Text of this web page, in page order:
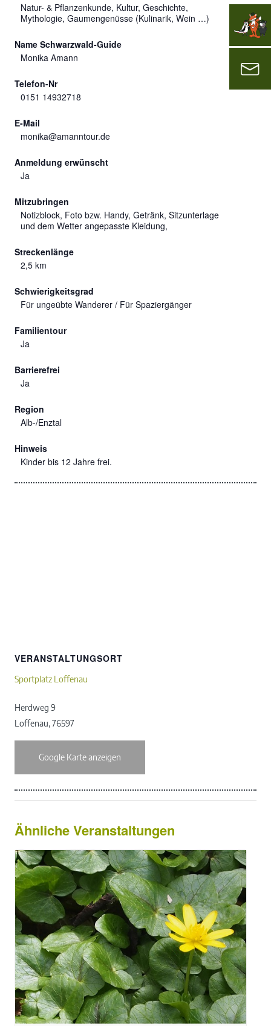
Natur- & Pflanzenkunde, Kultur, Geschichte,
Mythologie, Gaumengenüsse (Kulinarik, Wein …)
Name Schwarzwald-Guide
Monika Amann
Telefon-Nr
0151 14932718
E-Mail
monika@amanntour.de
Anmeldung erwünscht
Ja
Mitzubringen
Notizblock, Foto bzw. Handy, Getränk, Sitzunterlage
und dem Wetter angepasste Kleidung,
Streckenlänge
2,5 km
Schwierigkeitsgrad
Für ungeübte Wanderer / Für Spaziergänger
Familientour
Ja
Barrierefrei
Ja
Region
Alb-/Enztal
Hinweis
Kinder bis 12 Jahre frei.
VERANSTALTUNGSORT
Sportplatz Loffenau
Herdweg 9
Loffenau,76597
Google Karte anzeigen
Ähnliche Veranstaltungen